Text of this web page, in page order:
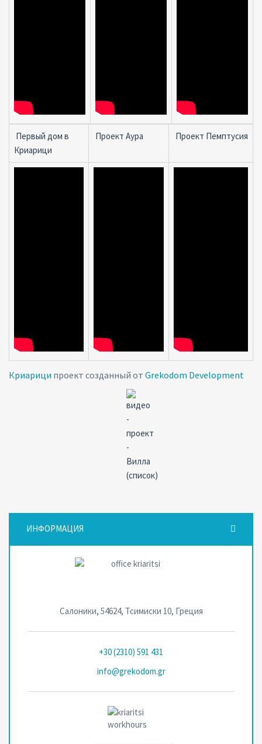
Первый дом в
Криарици
Проект Aура Проект Пемптусия
Криарици проект созданный от Grekodom Development
ИНФОРМАЦИЯ
Салоники, 54624, Тсимиски 10, Греция
+30 (2310) 591 431
info@grekodom.gr